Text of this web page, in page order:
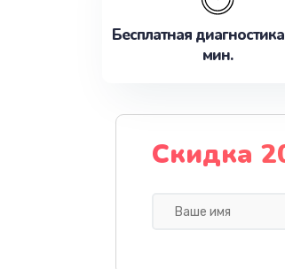
Бесплатная
мин.
Скидка